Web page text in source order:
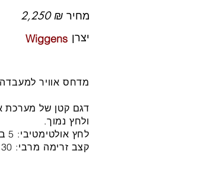
2,250 ₪ מחיר
Wiggens יצרן
מדחס אוויר למעבדה
דגם קטן של מערכת
ולחץ נמוך.
לחץ אולטימטיבי: 5 בר
קצב זרימה מרבי: 30 ליטר / דקה